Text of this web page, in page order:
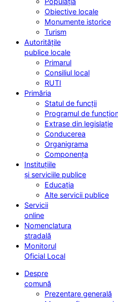
Obiective locale
Monumente istorice
Turism
Autoritățile
publice locale
Primarul
Consiliul local
RUTI
Primăria
Statul de funcții
Programul de
Extrase din legislație
Conducerea
Organigrama
Componența
Instituțiile
și serviciile publice
Educația
Alte servicii publice
Servicii
online
Nomenclatura
stradală
Monitorul
Oficial Local
Despre
comună
Prezentare generală